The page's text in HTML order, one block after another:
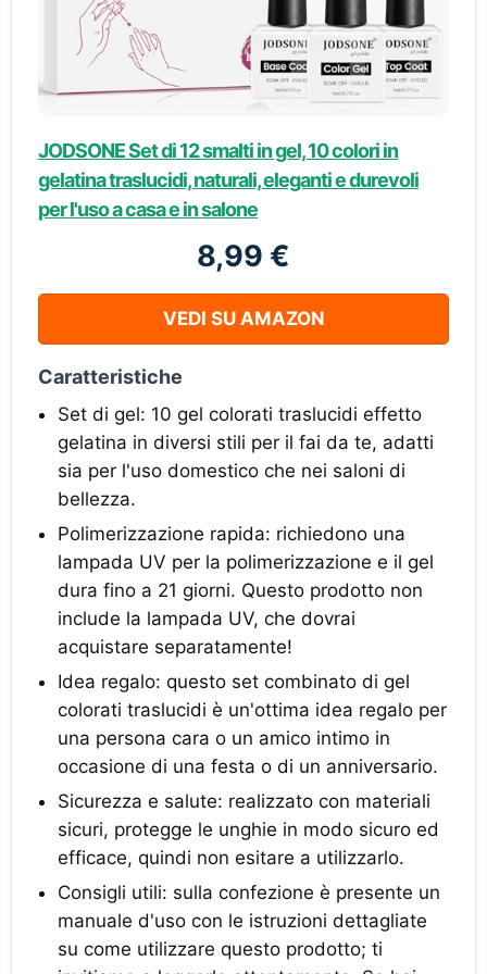
JODSONE Set di 12 smalti in gel, 10 colori in
gelatina traslucidi, naturali, eleganti e durevoli
per l'uso a casa e in salone
8,99 €
VEDI SU AMAZON
Caratteristiche
Set di gel: 10 gel colorati traslucidi effetto
gelatina in diversi stili per il fai da te, adatti
sia per l'uso domestico che nei saloni di
bellezza.
Polimerizzazione rapida: richiedono una
lampada UV per la polimerizzazione e il gel
dura fino a 21 giorni. Questo prodotto non
include la lampada UV, che dovrai
acquistare separatamente!
Idea regalo: questo set combinato di gel
colorati traslucidi è un'ottima idea regalo per
una persona cara o un amico intimo in
occasione di una festa o di un anniversario.
Sicurezza e salute: realizzato con materiali
sicuri, protegge le unghie in modo sicuro ed
efficace, quindi non esitare a utilizzarlo.
Consigli utili: sulla confezione è presente un
manuale d'uso con le istruzioni dettagliate
su come utilizzare questo prodotto; ti